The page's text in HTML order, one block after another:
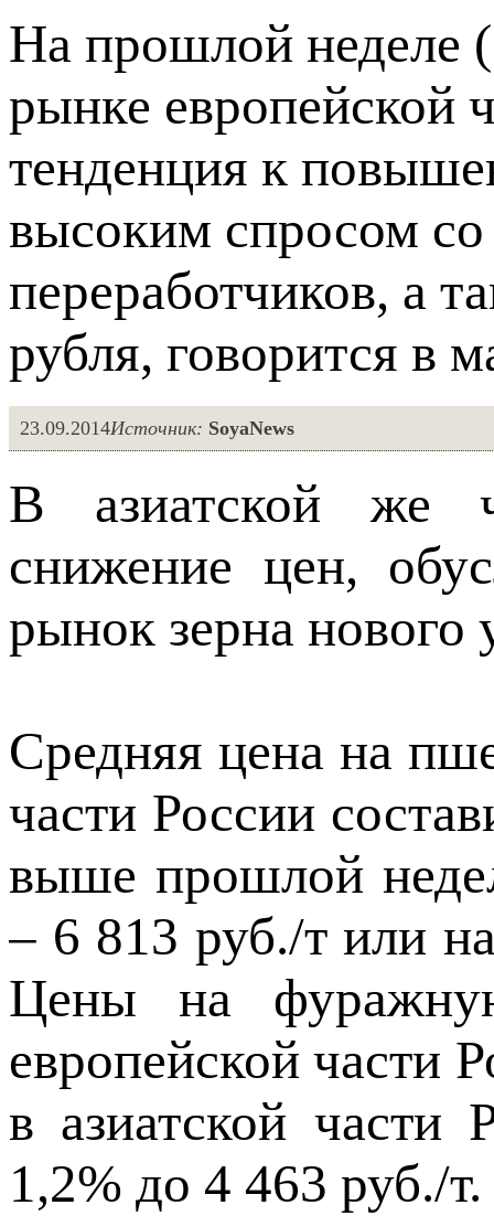
На прошлой неделе
рынке европейской
тенденция к
высоким спросом
переработчиков, а
рубля, говорится в
23.09.2014Источник: SoyaNews
В азиатской же
снижение цен,
рынок зерна нового
Средняя цена на
части России
выше прошлой
– 6 813 руб./т или
Цены на
европейской части
в азиатской части
1,2% до 4 463 руб./т.